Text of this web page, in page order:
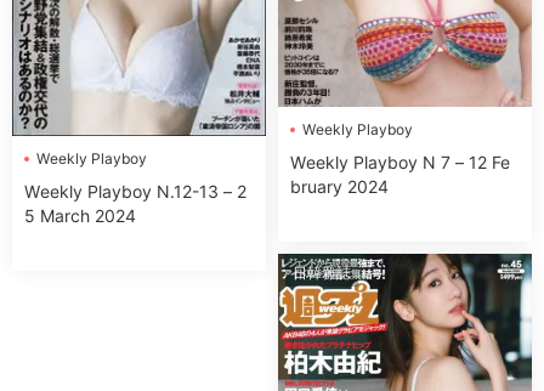
Wеekly Plаyboy
Wеekly Plаyboy N.12-13 – 2
5 March 2024
Wеekly Plаyboy
Wеekly Plаyboy N 7 – 12 Fe
bruary 2024
日韓雜誌